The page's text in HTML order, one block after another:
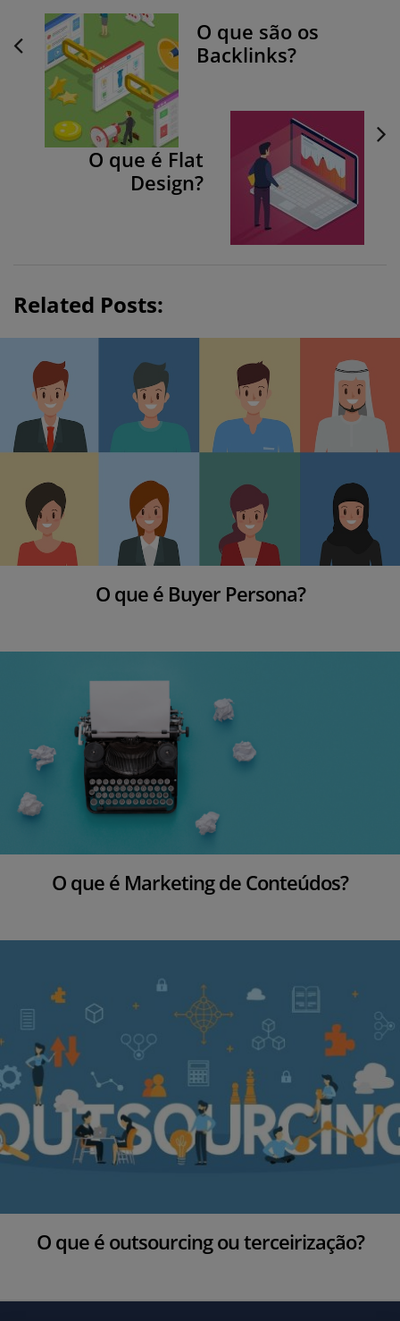
O que são os
Backlinks?
O que é Flat
Design?
Related Posts:
O que é Buyer Persona?
O que é Marketing de Conteúdos?
O que é outsourcing ou terceirização?
S